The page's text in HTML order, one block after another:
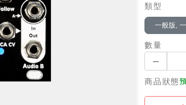
類型
一般版,
數量
商品狀態